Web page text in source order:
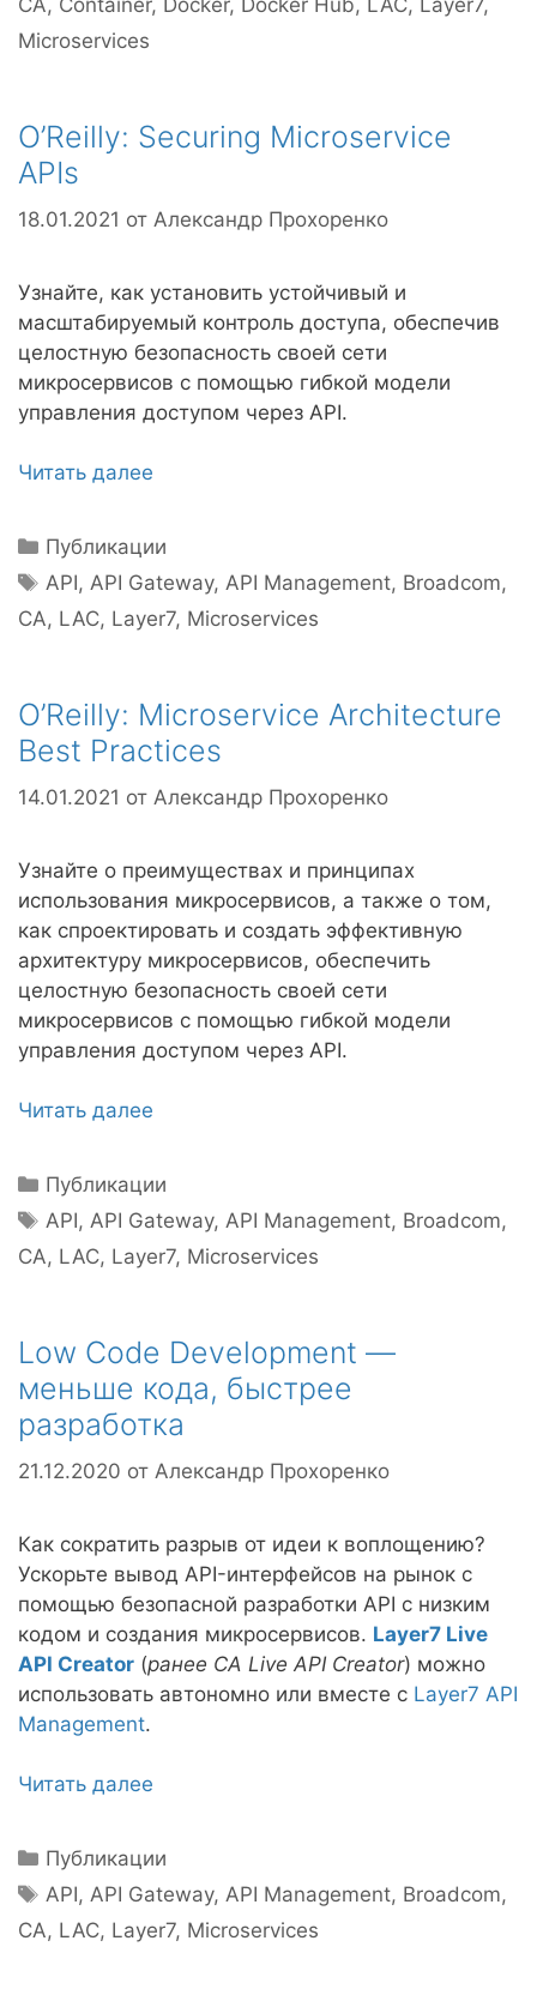
CA, Container, Docker, Docker Hub, LAC, Layer7,
Microservices
O’Reilly: Securing Microservice
APIs
18.01.2021 от Александр Прохоренко
Узнайте, как установить устойчивый и
масштабируемый контроль доступа, обеспечив
целостную безопасность своей сети
микросервисов с помощью гибкой модели
управления доступом через API.
Читать далее
Рубрики
Публикации
Метки
API,API Gateway,API Management, Broadcom,
CA, LAC, Layer7, Microservices
O’Reilly: Microservice Architecture
Best Practices
14.01.2021 от Александр Прохоренко
Узнайте о преимуществах и принципах
использования микросервисов, а также о том,
как спроектировать и создать эффективную
архитектуру микросервисов, обеспечить
целостную безопасность своей сети
микросервисов с помощью гибкой модели
управления доступом через API.
Читать далее
Рубрики
Публикации
Метки
API,API Gateway,API Management, Broadcom,
CA, LAC, Layer7, Microservices
Low Code Development —
меньше кода, быстрее
разработка
21.12.2020 от Александр Прохоренко
Как сократить разрыв от идеи к воплощению?
Ускорьте вывод API-интерфейсов на рынок с
помощью безопасной разработки API с низким
кодом и создания микросервисов. Layer7 Live
API Creator (ранее CA Live API Creator) можно
использовать автономно или вместе с Layer7 API
Management.
Читать далее
Рубрики
Публикации
Метки
API,API Gateway,API Management, Broadcom,
CA, LAC, Layer7, Microservices